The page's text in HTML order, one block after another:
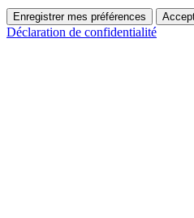
Enregistrer mes préférences
Déclaration de confidentialité